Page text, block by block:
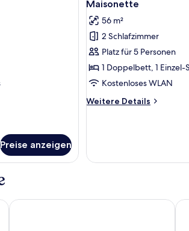
Room
with
Garden
View
Preise anzeigen
Fotos
für
Maisonette
anzeigen
Maisonette
56 m²
2 Schlafzimmer
Platz für 5 Personen
1 Doppelbett, 1
Kostenloses WLAN
Weitere Details
Weitere
Rodos Palace Hotel